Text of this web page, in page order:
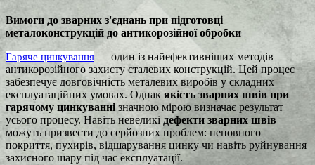
Вимоги до зварних з'єднань при підготовці
металоконструкцій до антикорозійної обробки
Гаряче цинкування — один із найефективніших методів
антикорозійного захисту сталевих конструкцій. Цей процес
забезпечує довговічність металевих виробів у складних
експлуатаційних умовах. Однак якість зварних швів при
гарячому цинкуванні значною мірою визначає результат
усього процесу. Навіть невеликі дефекти зварних швів
можуть призвести до серйозних проблем: неповного
покриття, пухирів, відшарування цинку чи навіть руйнування
захисного шару під час експлуатації.